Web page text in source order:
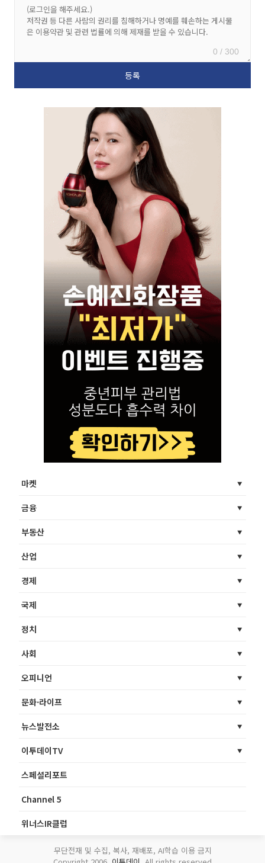
0 / 300
마켓
금융
부동산
산업
경제
국제
정치
사회
오피니언
문화·라이프
뉴스발전소
이투데이TV
스페셜리포트
Channel 5
위너스IR클럽
무단전재 및 수집, 복사, 재배포, AI학습 이용 금지